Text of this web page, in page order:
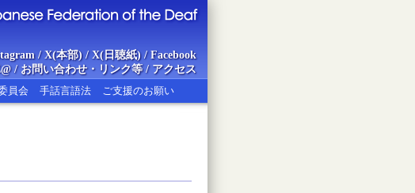
/ X(本部)/ X(日聴紙)/ Facebook
/ お問い合わせ・リンク等/ アクセス
員会 手話言語法 ご支援のお願い